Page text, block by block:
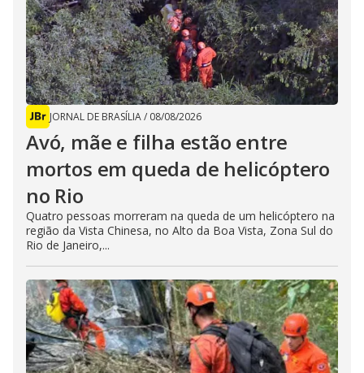
JORNAL DE BRASÍLIA/ 08/08/2026
Avó, mãe e filha estão entre
mortos em queda de helicóptero
no Rio
Quatro pessoas morreram na queda de um helicóptero na
região da Vista Chinesa, no Alto da Boa Vista, Zona Sul do
Rio de Janeiro,...